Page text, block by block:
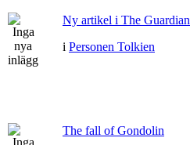
Ny artikel i The Guardian
i Personen Tolkien
The fall of Gondolin